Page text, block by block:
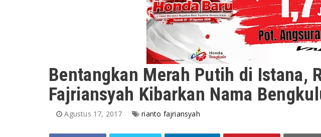
Bentangkan Merah Putih di Istana,
Fajriansyah Kibarkan Nama
Agustus 17, 2017 rianto fajriansyah